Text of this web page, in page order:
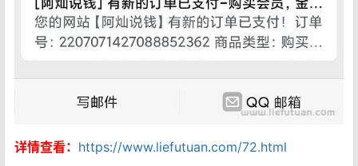
详情查看： https://www.liefutuan.com/72.html